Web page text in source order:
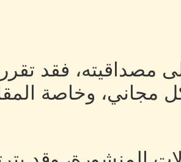
مصداقيته، فقد
مجاني، وخاصة